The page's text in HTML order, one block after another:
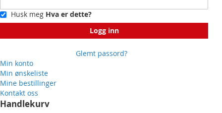
Husk meg Hva er dette?
Logg inn
Glemt passord?
Min konto
Min ønskeliste
Mine bestillinger
Kontakt oss
Handlekurv